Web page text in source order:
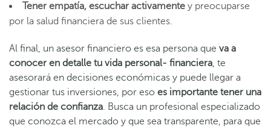
Tener empatía, escuchar activamente y preocuparse
por la salud financiera de sus clientes.
Al final, un asesor financiero es esa persona que va a
conocer en detalle tu vida personal- financiera, te
asesorará en decisiones económicas y puede llegar a
gestionar tus inversiones, por eso es importante tener una
relación de confianza. Busca un profesional especializado
que conozca el mercado y que sea transparente, para que